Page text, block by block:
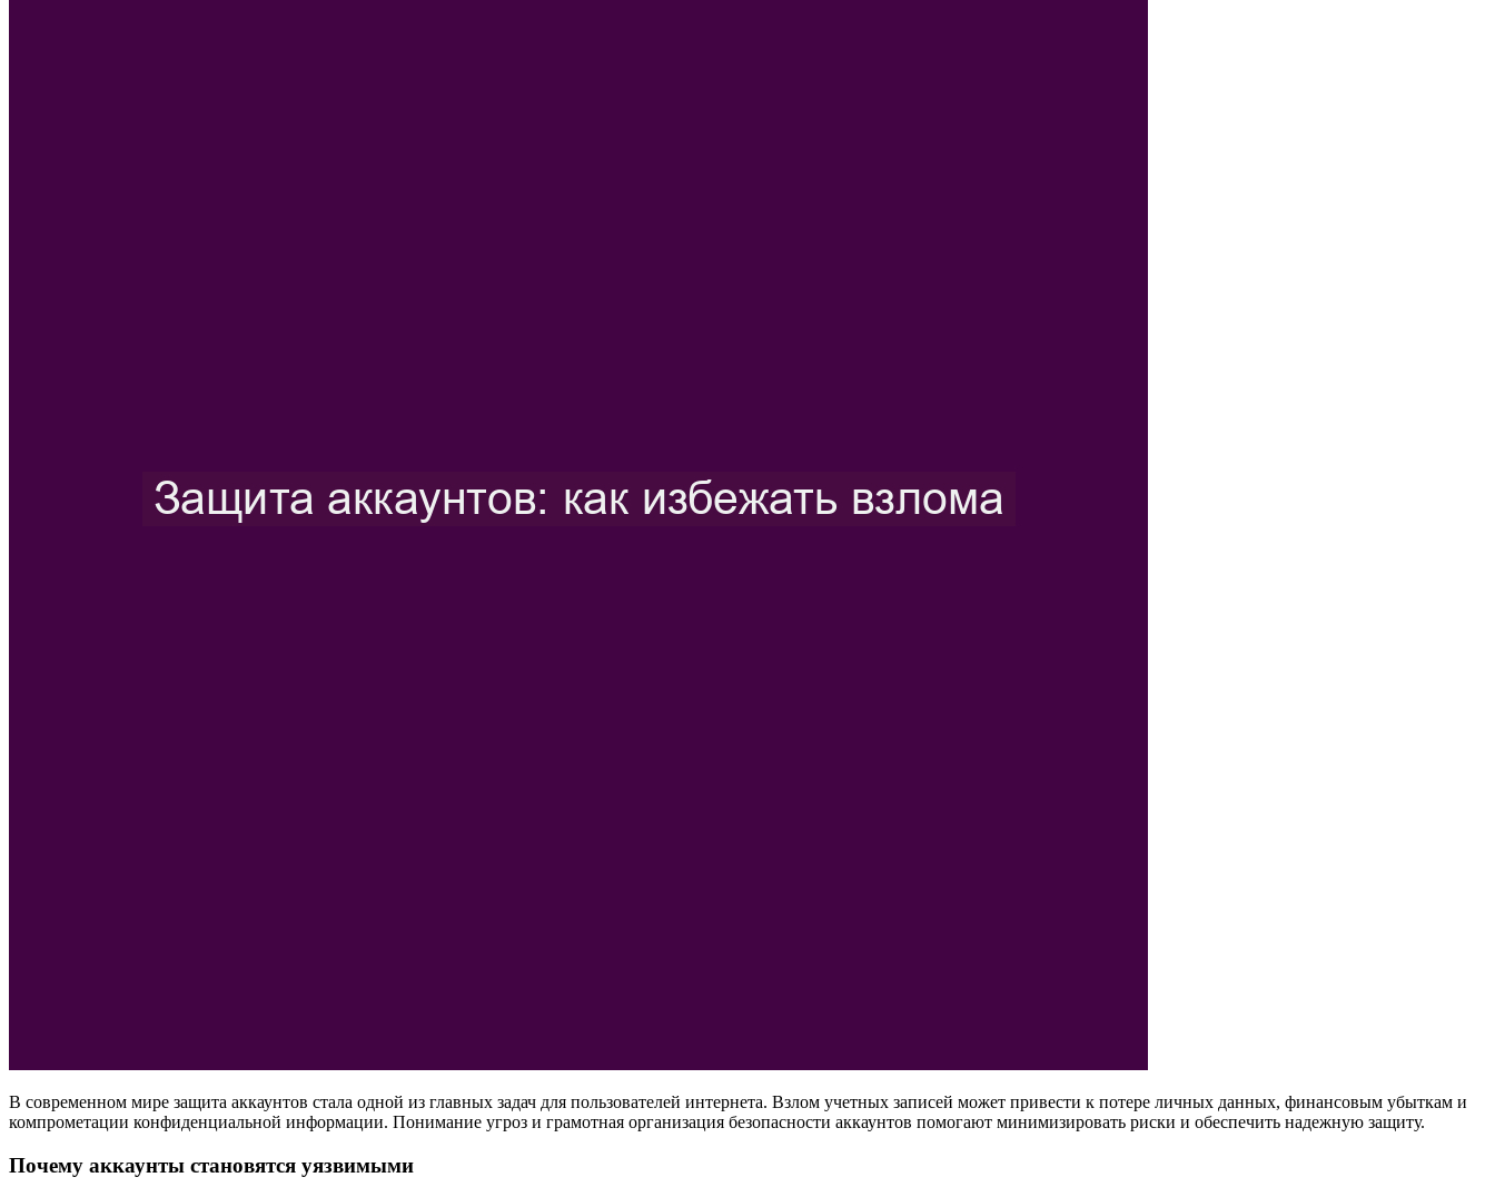
В современном мире защита аккаунтов стала одной из главных задач для пользователей интернета. Взлом учетных записей может привести к потере личных данных, финансовым убыткам и
компрометации конфиденциальной информации. Понимание угроз и грамотная организация безопасности аккаунтов помогают минимизировать риски и обеспечить надежную защиту.
Почему аккаунты становятся уязвимыми